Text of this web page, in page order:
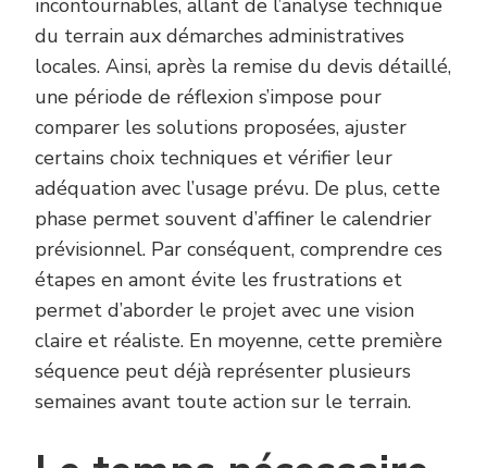
incontournables, allant de l’analyse technique
du terrain aux démarches administratives
locales. Ainsi, après la remise du devis détaillé,
une période de réflexion s’impose pour
comparer les solutions proposées, ajuster
certains choix techniques et vérifier leur
adéquation avec l’usage prévu. De plus, cette
phase permet souvent d’affiner le calendrier
prévisionnel. Par conséquent, comprendre ces
étapes en amont évite les frustrations et
permet d’aborder le projet avec une vision
claire et réaliste. En moyenne, cette première
séquence peut déjà représenter plusieurs
semaines avant toute action sur le terrain.